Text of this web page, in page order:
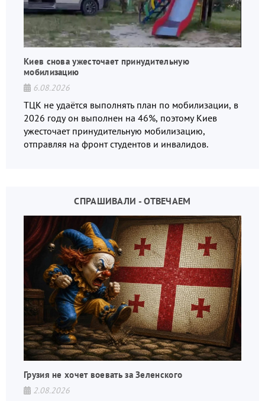
Киев снова ужесточает принудительную
мобилизацию
6.08.2026
ТЦК не удаётся выполнять план по мобилизации, в
2026 году он выполнен на 46%, поэтому Киев
ужесточает принудительную мобилизацию,
отправляя на фронт студентов и инвалидов.
СПРАШИВАЛИ - ОТВЕЧАЕМ
Грузия не хочет воевать за Зеленского
2.08.2026